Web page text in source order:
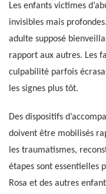
Les enfants victimes
invisibles mais
adulte supposé
rapport aux autres. Les
culpabilité parfois
les signes plus tôt.
Des dispositifs
doivent être mobilisés
les traumatismes,
étapes sont essentielles
Rosa et des autres